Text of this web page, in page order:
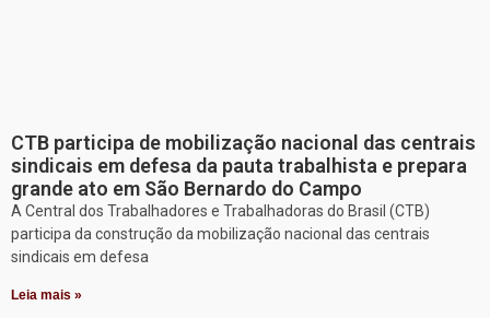
CTB participa de mobilização nacional das centrais
sindicais em defesa da pauta trabalhista e prepara
grande ato em São Bernardo do Campo
A Central dos Trabalhadores e Trabalhadoras do Brasil (CTB)
participa da construção da mobilização nacional das centrais
sindicais em defesa
Leia mais »